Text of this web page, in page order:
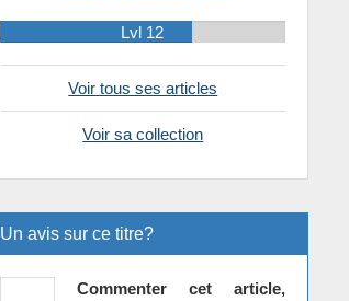
Lvl 12
Voir tous ses articles
Voir sa collection
Un avis sur ce titre?
Commenter cet article,